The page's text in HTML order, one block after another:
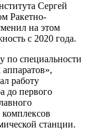
Сергей
Ракетно-
на этом
с 2020 года.
по специальности
работу
до первого
станции.